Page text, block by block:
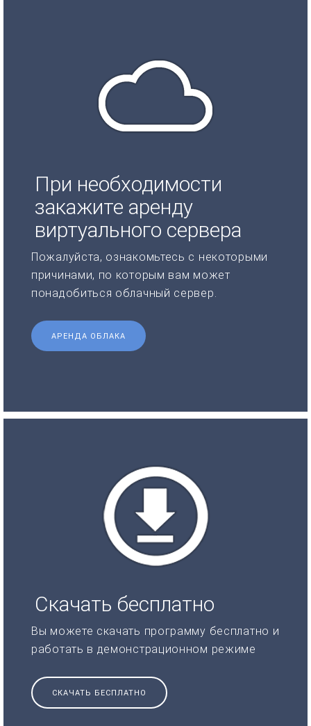
При необходимости
закажите аренду
виртуального сервера
Пожалуйста, ознакомьтесь с некоторыми
причинами, по которым вам может
понадобиться облачный сервер.
АРЕНДА ОБЛАКА
Скачать бесплатно
Вы можете скачать программу бесплатно и
работать в демонстрационном режиме
СКАЧАТЬ БЕСПЛАТНО